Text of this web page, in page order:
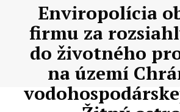
Enviropolícia
firmu za
do životného
na území